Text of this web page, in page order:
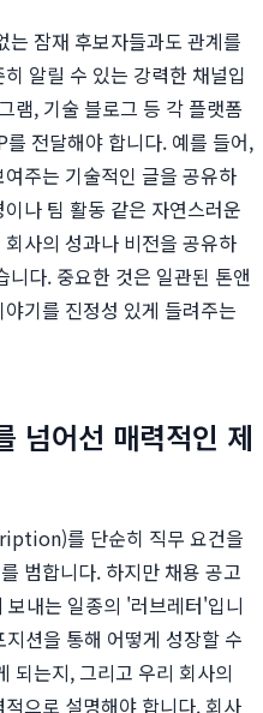
는 잠재 후보자들과도 관계를
알릴 수 있는 강력한 채널입
램, 기술 블로그 등 각 플랫폼
전달해야 합니다. 예를 들어,
주는 기술적인 글을 공유하
나 팀 활동 같은 자연스러운
사의 성과나 비전을 공유하
다. 중요한 것은 일관된 톤앤
기를 진정성 있게 들려주는
넘어선 매력적인 제
를 단순히 직무 요건을
범합니다. 하지만 채용 공고
내는 일종의 '러브레터'입니
션을 통해 어떻게 성장할 수
되는지, 그리고 우리 회사의
으로 설명해야 합니다. 회사